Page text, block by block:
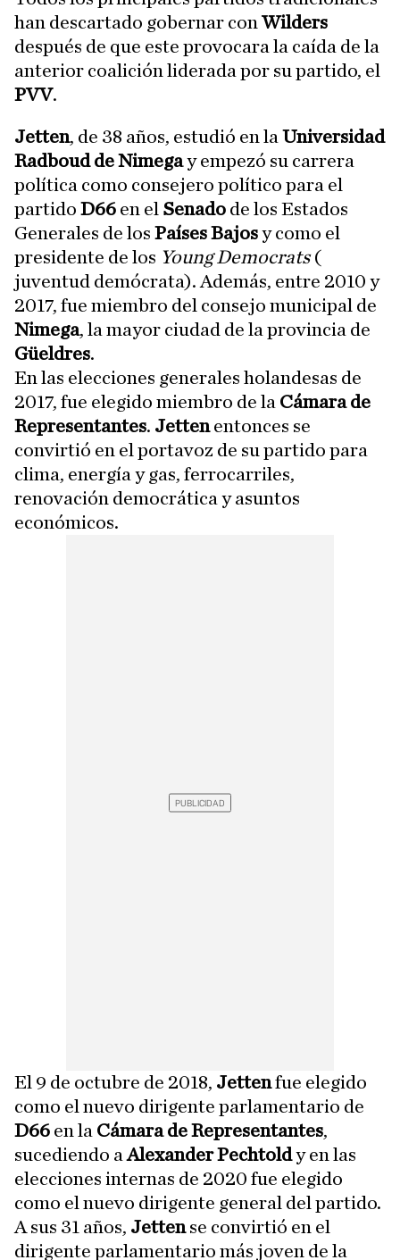
han descartado gobernar con Wilders
después de que este provocara la caída de la
anterior coalición liderada por su partido, el
PVV.
Jetten, de 38 años, estudió en la Universidad
Radboud de Nimegay empezó su carrera
política como consejero político para el
partido D66 en el Senado de los Estados
Generales de los Países Bajosy como el
presidente de los Young Democrats(
juventud demócrata). Además, entre 2010 y
2017, fue miembro del consejo municipal de
Nimega, la mayor ciudad de la provincia de
Güeldres.
En las elecciones generales holandesas de
2017, fue elegido miembro de la Cámara de
Representantes. Jettenentonces se
convirtió en el portavoz de su partido para
clima, energía y gas, ferrocarriles,
renovación democrática y asuntos
económicos.
El 9 de octubre de 2018, Jettenfue elegido
como el nuevo dirigente parlamentario de
D66 en la Cámara de Representantes,
sucediendo aAlexander Pechtoldy en las
elecciones internas de 2020 fue elegido
como el nuevo dirigente general del partido.
A sus 31 años, Jettense convirtió en el
dirigente parlamentario más joven de la